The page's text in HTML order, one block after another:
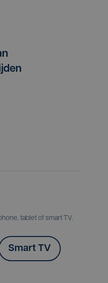
tablet of smart TV.
Smart TV